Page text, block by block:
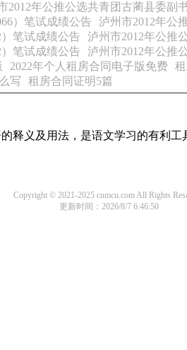
2012年公推公选共青团古蔺县委副
）笔试成绩公告
泸州市2012年公
笔试成绩公告
泸州市2012年公推
笔试成绩公告
泸州市2012年公推
2022年个人租房合同电子版免费
写 租房合同证明5篇
释义及用法，是语文学习的有利工
Copyright © 2021-2025 cumcu.com All Rights
更新时间：2026/8/7 6:46:50